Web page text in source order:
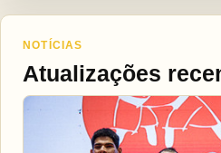
NOTÍCIAS
Atualizações